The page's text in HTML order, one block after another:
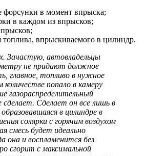
форсунки в момент впрыска;
в каждом из впрысков;
топлива, впрыскиваемого в цилиндр.
Зачастую, автовладельцы
не придают должное
главное, топливо в нужное
попало в камеру
газораспределительный
сделает. Сделает он все лишь в
в цилиндре в
солярки с горячим воздухом
смесь будет идеально
она и воспламенится без
сгорит с максимальной